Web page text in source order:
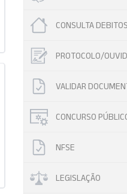
CONSULTA
PROTOCOLO/
VALIDAR
CONCURSO
NFSE
LEGISLAÇÃO